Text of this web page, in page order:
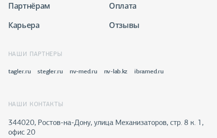
Партнёрам
Оплата
Карьера
Отзывы
НАШИ ПАРТНЕРЫ
tagler.ru stegler.ru nv-med.ru nv-lab.kz ibramed.ru
НАШИ КОНТАКТЫ
344020, Ростов-на-Дону​, улица Механизаторов, стр. 8 к. 1,
офис 20